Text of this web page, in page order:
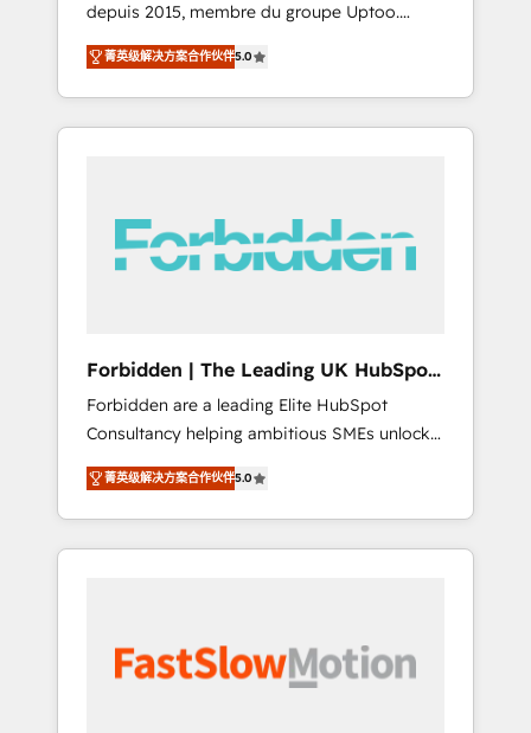
configurations. We are SOC 2 Type II and ISO
27001 certified, reinforcing our commitment
to data security and compliance. At
OneMetric, we help revenue teams focus on
the OneMetric that matters most: revenue.
depuis 2015, membre du groupe Uptoo.
Nous aidons les ETI et PME B2B à unifier
Marketing, Ventes et Service sur HubSpot
grâce à la Revenue Architecture : alignement
des équipes, pipeline prévisible, croissance
Shopify, Oneflow. 💻 Développements
custom : CRM UI Extensions (React),
B2B, Immobilier, Viticulture, Finance. 🚀 Nos
livrables : migration sécurisée,
implémentation Marketing + Sales + Service
Hub, synchronisation ERP ↔ HubSpot temps
réel, formation équipes. 🏆 +350 projets
livrés. Accrédités HubSpot CRM
Implementation, Data Migration & Custom
菁英级解决方案合作伙伴5.0
Forbidden | The Leading UK HubSpot
Consultancy
Forbidden are a leading Elite HubSpot
Consultancy helping ambitious SMEs unlock
the full potential of HubSpot. Too many
businesses invest in HubSpot but never see
the ROI they expected due to poor adoption,
messy data, and disconnected teams getting
so it actually drives revenue, not just reports
菁英级解决方案合作伙伴5.0